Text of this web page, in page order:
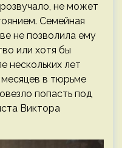
не может
Семейная
не позволила ему
или хотя бы
нескольких лет
в тюрьме
попасть под
Виктора